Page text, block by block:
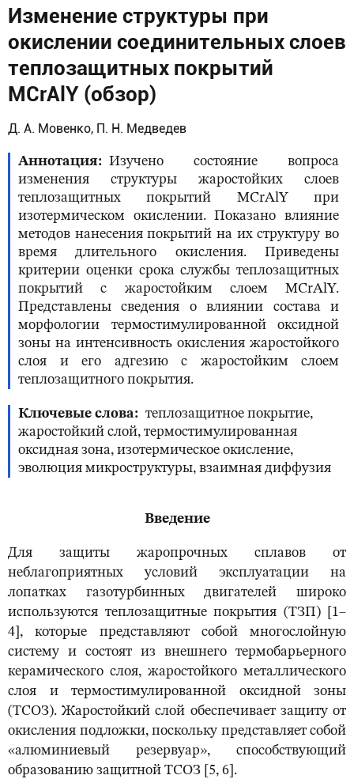
Изменение структуры при
окислении соединительных слоев
теплозащитных покрытий
MCrAlY (обзор)
Д. А. Мовенко, П. Н. Медведев
Аннотация
Изучено состояние вопроса
изменения структуры жаростойких слоев
теплозащитных покрытий MCrAlY при
изотермическом окислении. Показано влияние
методов нанесения покрытий на их структуру во
время длительного окисления. Приведены
критерии оценки срока службы теплозащитных
покрытий с жаростойким слоем MCrAlY.
Представлены сведения о влиянии состава и
морфологии термостимулированной оксидной
зоны на интенсивность окисления жаростойкого
слоя и его адгезию с жаростойким слоем
теплозащитного покрытия.
Ключевые слова
теплозащитное покрытие,
жаростойкий слой, термостимулированная
оксидная зона, изотермическое окисление,
эволюция микроструктуры, взаимная диффузия
Введение
Для защиты жаропрочных сплавов от
неблагоприятных условий эксплуатации на
лопатках газотурбинных двигателей широко
используются теплозащитные покрытия (ТЗП) [1–
4], которые представляют собой многослойную
систему и состоят из внешнего термобарьерного
керамического слоя, жаростойкого металлического
слоя и термостимулированной оксидной зоны
(ТСОЗ). Жаростойкий слой обеспечивает защиту от
окисления подложки, поскольку представляет собой
«алюминиевый резервуар», способствующий
образованию защитной ТСОЗ [5, 6].